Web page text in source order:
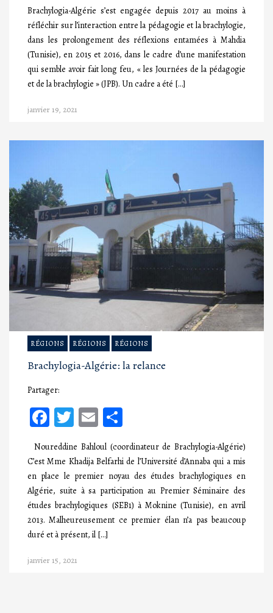
Brachylogia-Algérie s’est engagée depuis 2017 au moins à
réfléchir sur l’interaction entre la pédagogie et la brachylogie,
dans les prolongement des réflexions entamées à Mahdia
(Tunisie), en 2015 et 2016, dans le cadre d’une manifestation
qui semble avoir fait long feu, « les Journées de la pédagogie
et de la brachylogie » (JPB). Un cadre a été […]
janvier 19, 2021
RÉGIONS RÉGIONS RÉGIONS
Brachylogia-Algérie: la relance
Partager:
Facebook
Twitter
Email
Noureddine Bahloul (coordinateur de Brachylogia-Algérie)
C’est Mme Khadija Belfarhi de l’Université d’Annaba qui a mis
en place le premier noyau des études brachylogiques en
Algérie, suite à sa participation au Premier Séminaire des
études brachylogiques (SEB1) à Moknine (Tunisie), en avril
2013. Malheureusement ce premier élan n’a pas beaucoup
duré et à présent, il […]
janvier 15, 2021